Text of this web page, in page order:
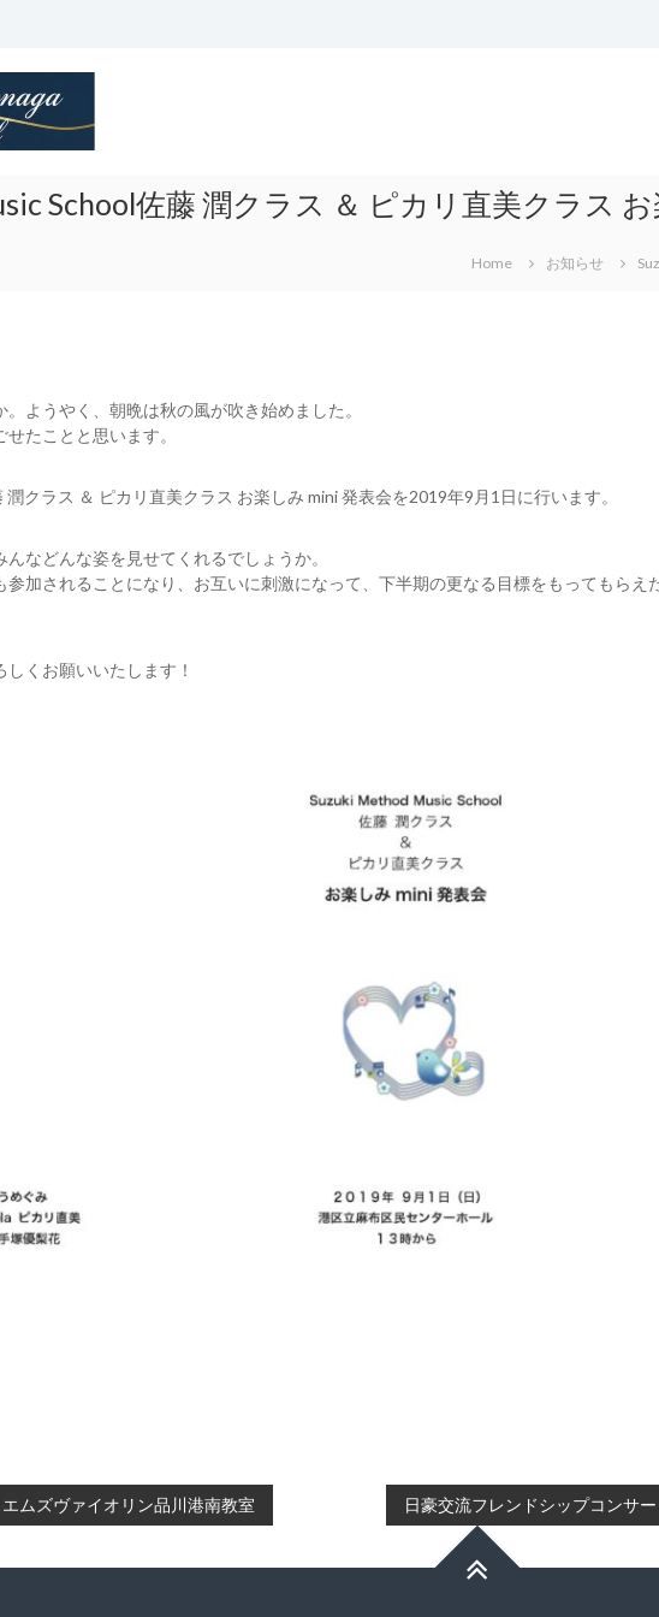
School佐藤 潤クラス ＆ ピカリ直美クラス
Home お知らせ
ようやく、朝晩は秋の風が吹き始めました。
たことと思います。
クラス ＆ ピカリ直美クラス お楽しみ mini 発表会を2019年9月1日に行います。
などんな姿を見せてくれるでしょうか。
加されることになり、お互いに刺激になって、下半期の更なる目標をもってもらえ
くお願いいたします！
ムズヴァイオリン品川港南教室 日豪交流フレンドシップコンサー